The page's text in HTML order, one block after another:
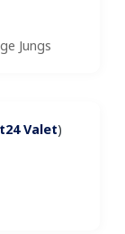
Jungs
Valet)